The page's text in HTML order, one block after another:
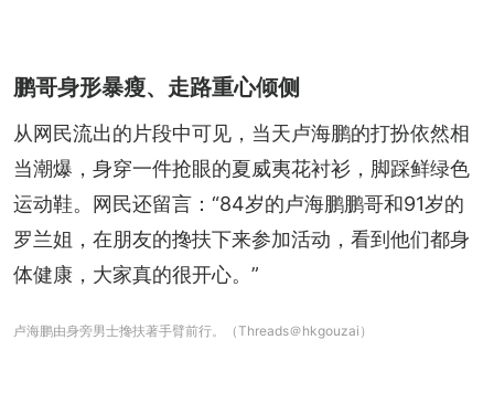
鹏哥身形暴瘦、走路重心倾侧
从网民流出的片段中可见，当天卢海鹏的打扮依然相
当潮爆，身穿一件抢眼的夏威夷花衬衫，脚踩鲜绿色
运动鞋。网民还留言：“84岁的卢海鹏鹏哥和91岁的
罗兰姐，在朋友的搀扶下来参加活动，看到他们都身
体健康，大家真的很开心。”
卢海鹏由身旁男士搀扶著手臂前行。（Threads＠hkgouzai）